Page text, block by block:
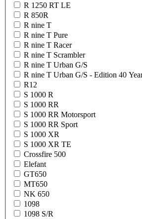
R 1250 RT LE
R 850R
R nine T
R nine T Pure
R nine T Racer
R nine T Scrambler
R nine T Urban G/S
R nine T Urban G/S - Edition 40
R12
S 1000 R
S 1000 RR
S 1000 RR Motorsport
S 1000 RR Sport
S 1000 XR
S 1000 XR TE
Crossfire 500
Elefant
GT650
MT650
NK 650
1098
1098 S/R